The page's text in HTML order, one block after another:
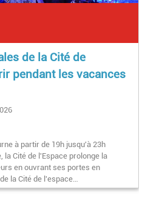
de la Cité de
pendant les vacances
à partir de 19h jusqu'à 23h
la Cité de l'Espace prolonge la
en ouvrant ses portes en
la Cité de l'espace…